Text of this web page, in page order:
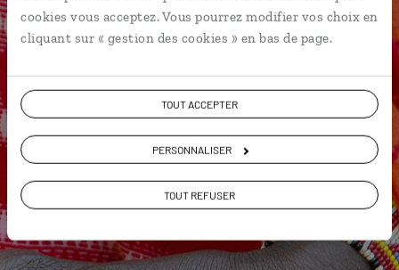
cookies vous acceptez. Vous pourrez modifier vos choix en
cliquant sur « gestion des cookies » en bas de page.
TOUT ACCEPTER
PERSONNALISER
TOUT REFUSER
particulière ?
4x4 Big Five Mont Meru Arusha
Grande migration Safari Afrique
Cratère du Ngurdoto Kilimandjaro Océan Indien